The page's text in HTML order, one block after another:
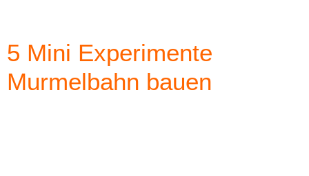
5 Mini Experimente
Murmelbahn bauen